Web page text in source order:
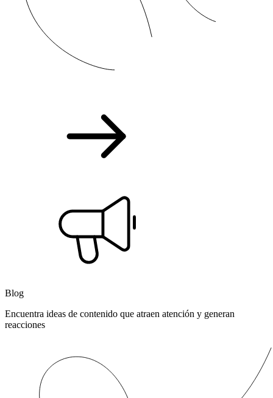
Blog
Encuentra ideas de contenido que atraen atención y generan
reacciones